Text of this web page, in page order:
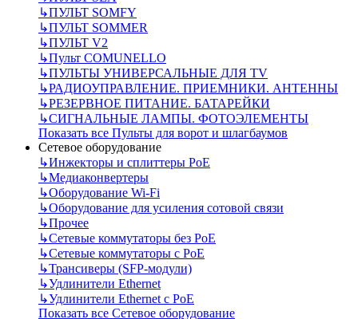
↳ПУЛЬТ SOMFY
↳ПУЛЬТ SOMMER
↳ПУЛЬТ V2
↳Пульт СOMUNELLO
↳ПУЛЬТЫ УНИВЕРСАЛЬНЫЕ ДЛЯ TV
↳РАДИОУПРАВЛЕНИЕ. ПРИЕМНИКИ. АНТЕННЫ
↳РЕЗЕРВНОЕ ПИТАНИЕ. БАТАРЕЙКИ
↳СИГНАЛЬНЫЕ ЛАМПЫ. ФОТОЭЛЕМЕНТЫ
Показать все Пульты для ворот и шлагбаумов
Сетевое оборудование
↳Инжекторы и сплиттеры РоЕ
↳Медиаконвертеры
↳Оборудование Wi-Fi
↳Оборудование для усиления сотовой связи
↳Прочее
↳Сетевые коммутаторы без РоЕ
↳Сетевые коммутаторы с РоЕ
↳Трансиверы (SFP-модули)
↳Удлинители Ethernet
↳Удлинители Ethernet с PoE
Показать все Сетевое оборудование